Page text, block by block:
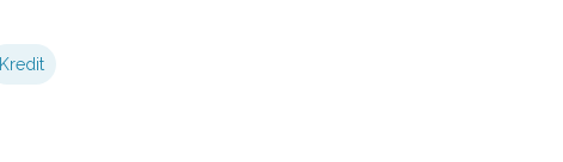
Kredit